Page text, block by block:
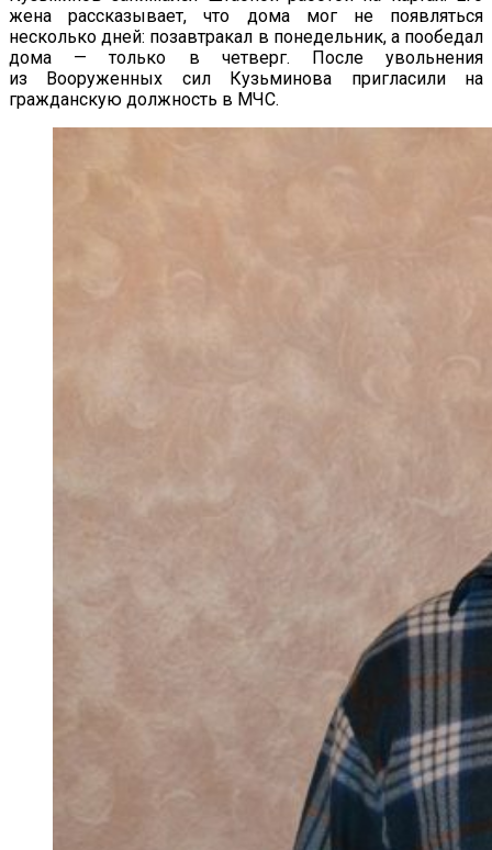
жена рассказывает, что дома мог не
появляться
несколько дней: позавтракал в понедельник, а пообедал
дома
— только в четверг.
После увольнения
из
Вооруженных сил Кузьминова пригласили на
гражданскую должность в МЧС.